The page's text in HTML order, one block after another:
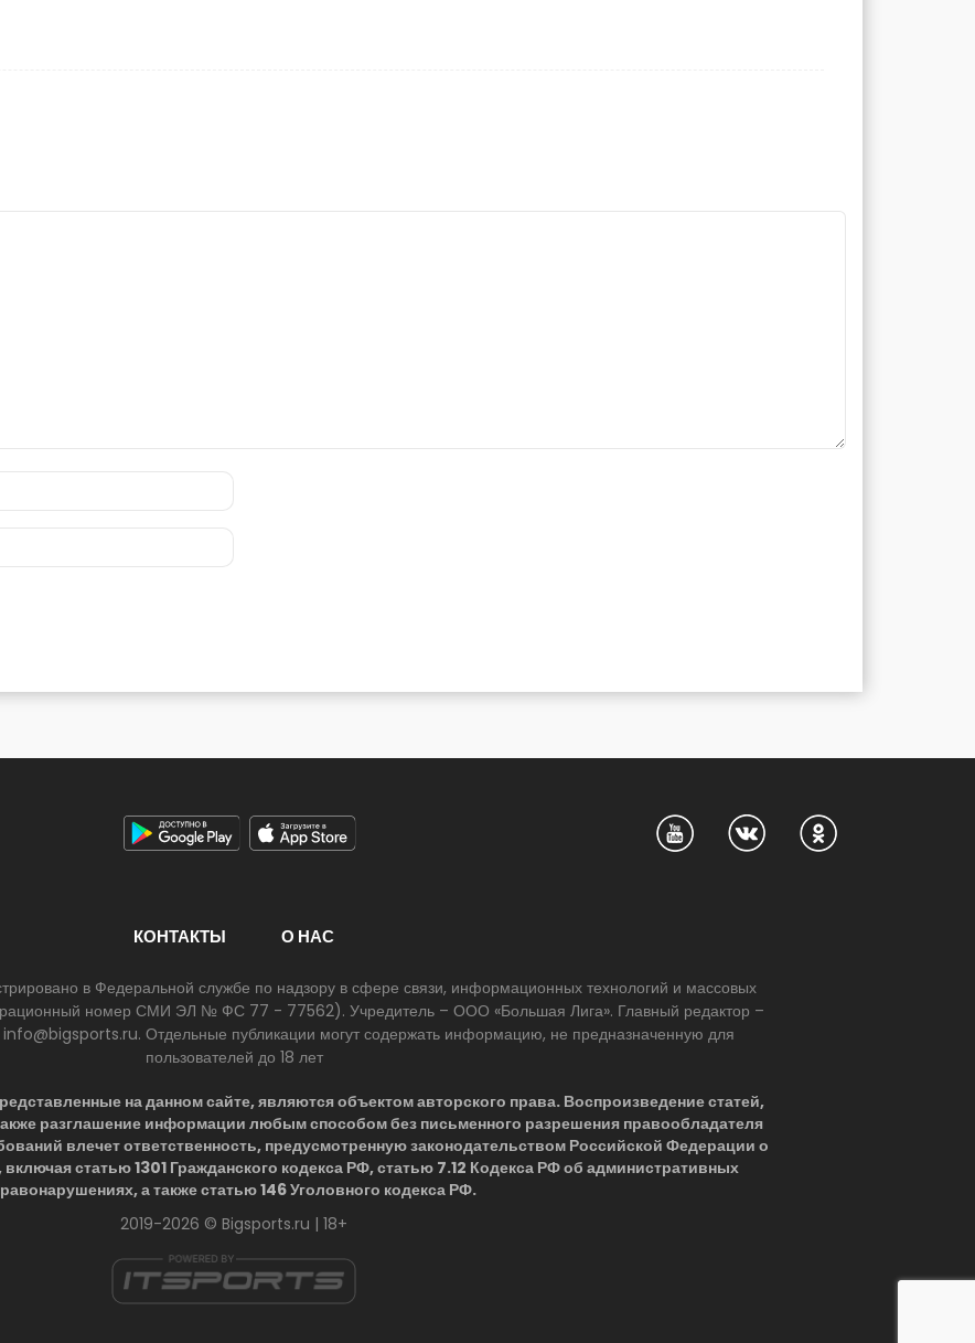
КОНТАКТЫ О НАС
в Федеральной службе по надзору в сфере связи, информационных технологий и массовых
номер СМИ ЭЛ № ФС 77 - 77562). Учредитель – ООО «Большая Лига». Главный редактор –
Отдельные публикации могут содержать информацию, не предназначенную для
пользователей до 18 лет
на данном сайте, являются объектом авторского права. Воспроизведение статей,
разглашение информации любым способом без письменного разрешения правообладателя
влечет ответственность, предусмотренную законодательством Российской Федерации о
статью 1301 Гражданского кодекса РФ, статью 7.12 Кодекса РФ об административных
а также статью 146 Уголовного кодекса РФ.
2019-2026 © Bigsports.ru | 18+